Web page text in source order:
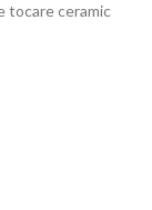
tocare ceramic